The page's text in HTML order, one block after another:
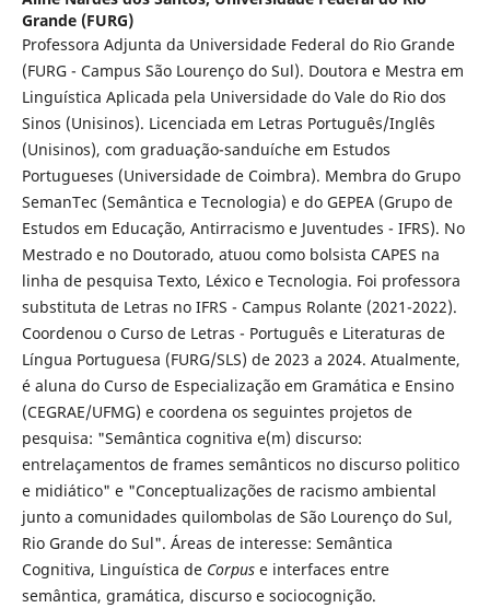
Grande (FURG)
Professora Adjunta da Universidade Federal do Rio Grande
(FURG - Campus São Lourenço do Sul). Doutora e Mestra em
Linguística Aplicada pela Universidade do Vale do Rio dos
Sinos (Unisinos). Licenciada em Letras Português/Inglês
(Unisinos), com graduação-sanduíche em Estudos
Portugueses (Universidade de Coimbra). Membra do Grupo
SemanTec (Semântica e Tecnologia) e do GEPEA (Grupo de
Estudos em Educação, Antirracismo e Juventudes - IFRS). No
Mestrado e no Doutorado, atuou como bolsista CAPES na
linha de pesquisa Texto, Léxico e Tecnologia. Foi professora
substituta de Letras no IFRS - Campus Rolante (2021-2022).
Coordenou o Curso de Letras - Português e Literaturas de
Língua Portuguesa (FURG/SLS) de 2023 a 2024. Atualmente,
é aluna do Curso de Especialização em Gramática e Ensino
(CEGRAE/UFMG) e coordena os seguintes projetos de
pesquisa: "Semântica cognitiva e(m) discurso:
entrelaçamentos de frames semânticos no discurso politico
e midiático" e "Conceptualizações de racismo ambiental
junto a comunidades quilombolas de São Lourenço do Sul,
Rio Grande do Sul". Áreas de interesse: Semântica
Cognitiva, Linguística de Corpuse interfaces entre
semântica, gramática, discurso e sociocognição.